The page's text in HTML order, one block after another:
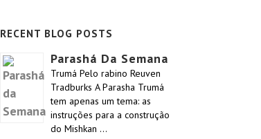
RECENT BLOG POSTS
Parashá Da Semana
Trumá Pelo rabino Reuven
Tradburks A Parasha Trumá
tem apenas um tema: as
instruções para a construção
do Mishkan …